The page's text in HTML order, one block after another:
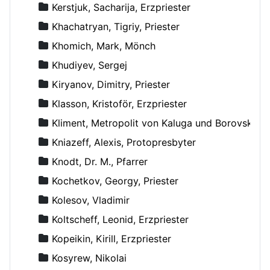
Kerstjuk, Sacharija, Erzpriester
Khachatryan, Tigriy, Priester
Khomich, Mark, Mönch
Khudiyev, Sergej
Kiryanov, Dimitry, Priester
Klasson, Kristoför, Erzpriester
Kliment, Metropolit von Kaluga und Borovsk
Kniazeff, Alexis, Protopresbyter
Knodt, Dr. M., Pfarrer
Kochetkov, Georgy, Priester
Kolesov, Vladimir
Koltscheff, Leonid, Erzpriester
Kopeikin, Kirill, Erzpriester
Kosyrew, Nikolai